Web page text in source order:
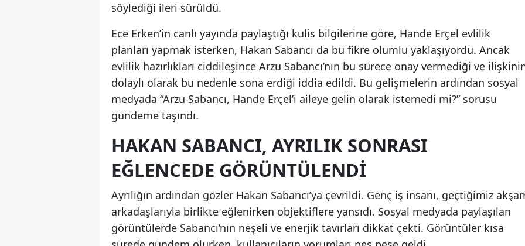
söylediği ileri sürüldü.
Ece Erken’in canlı yayında paylaştığı kulis bilgilerine göre, Hande Erçel evlilik
planları yapmak isterken, Hakan Sabancı da bu fikre olumlu yaklaşıyordu. Ancak
evlilik hazırlıkları ciddileşince Arzu Sabancı’nın bu sürece onay vermediği ve
dolaylı olarak bu nedenle sona erdiği iddia edildi. Bu gelişmelerin ardından sosyal
medyada “Arzu Sabancı, Hande Erçel’i aileye gelin olarak istemedi mi?” sorusu
gündeme taşındı.
HAKAN SABANCI, AYRILIK SONRASI
EĞLENCEDE GÖRÜNTÜLENDI
Ayrılığın ardından gözler Hakan Sabancı’ya çevrildi. Genç iş insanı, geçtiğimiz
arkadaşlarıyla birlikte eğlenirken objektiflere yansıdı. Sosyal medyada paylaşılan
görüntülerde Sabancı’nın neşeli ve enerjik tavırları dikkat çekti. Görüntüler kısa